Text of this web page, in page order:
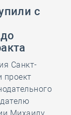
с
Санкт-
проект